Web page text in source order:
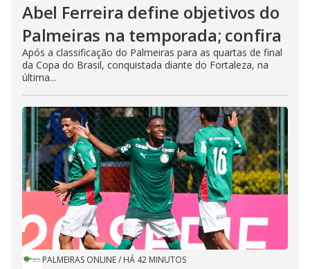
Abel Ferreira define objetivos do
Palmeiras na temporada; confira
Após a classificação do Palmeiras para as quartas de final
da Copa do Brasil, conquistada diante do Fortaleza, na
última...
PALMEIRAS ONLINE/ HÁ 42 MINUTOS